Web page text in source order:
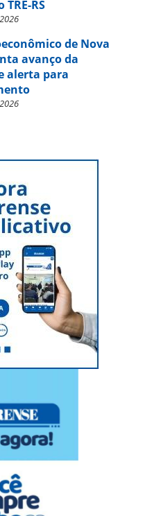
RS
de Nova
avanço da
alerta para